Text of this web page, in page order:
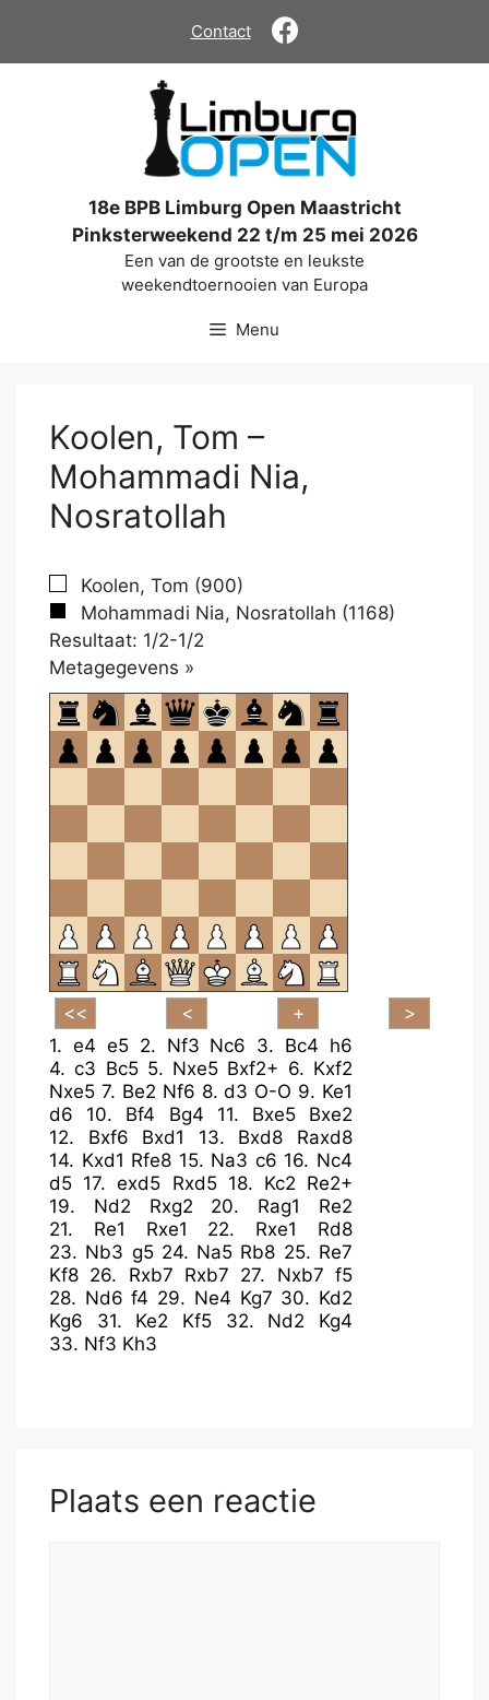
de
Contact
18e BPB Limburg Open Maastricht
Pinksterweekend 22 t/m 25 mei 2026
Een van de grootste en leukste
weekendtoernooien van Europa
Menu
Koolen, Tom –
Mohammadi Nia,
Nosratollah
Koolen, Tom (900)
Mohammadi Nia, Nosratollah (1168)
Resultaat: 1/2-1/2
Metagegevens »
om
te
openen.
1. e4 e5 2. Nf3 Nc6 3. Bc4 h6
4.c3 Bc5 5. Nxe5 Bxf2+ 6. Kxf2
Nxe5 7. Be2 Nf6 8.d3 O-O 9. Ke1
d6
10. Bf4 Bg4 11. Bxe5
Bxe2
12. Bxf6 Bxd1 13. Bxd8
Raxd8
14. Kxd1 Rfe8 15. Na3 c6 16. Nc4
d5 17.exd5 Rxd5 18. Kc2 Re2+
19. Nd2 Rxg2 20. Rag1
Re2
21. Re1 Rxe1 22. Rxe1
Rd8
23. Nb3 g5 24. Na5 Rb8 25. Re7
Kf8 26. Rxb7 Rxb7 27. Nxb7 f5
28. Nd6 f4 29. Ne4 Kg7 30. Kd2
Kg6
31. Ke2 Kf5 32. Nd2
Kg4
33. Nf3 Kh3
Plaats een reactie